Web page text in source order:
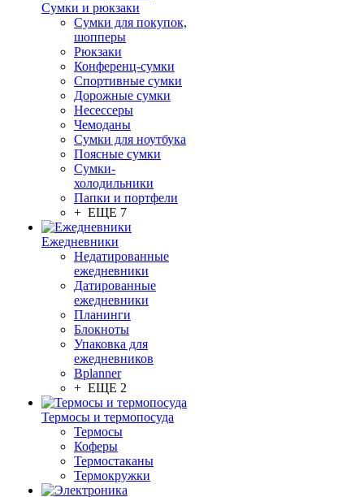
Сумки и рюкзаки
Сумки для покупок,
шопперы
Рюкзаки
Конференц-сумки
Спортивные сумки
Дорожные сумки
Несессеры
Чемоданы
Сумки для ноутбука
Поясные сумки
Сумки-
холодильники
Папки и портфели
+ ЕЩЕ 7
Ежедневники
Недатированные
ежедневники
Датированные
ежедневники
Планинги
Блокноты
Упаковка для
ежедневников
Bplanner
+ ЕЩЕ 2
Термосы и термопосуда
Термосы
Коферы
Термостаканы
Термокружки